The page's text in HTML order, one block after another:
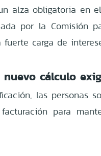
alza obligatoria en
por la Comisión
carga de
nuevo cálculo
las personas
para